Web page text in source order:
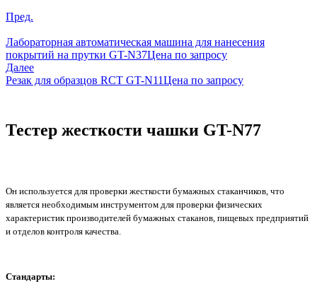
Пред.
Лабораторная автоматическая машина для нанесения
покрытий на прутки GT-N37Цена по запросу
Далее
Резак для образцов RCT GT-N11Цена по запросу
Тестер жесткости чашки GT-N77
Он используется для проверки жесткости бумажных стаканчиков, что
является необходимым инструментом для проверки физических
характеристик производителей бумажных стаканов, пищевых предприятий
и отделов контроля качества.
Стандарты: